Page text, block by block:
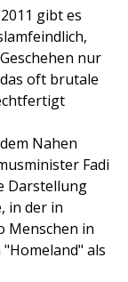
gibt es
nur
oft brutale
Nahen
Fadi
Darstellung
in der in
Menschen in
als